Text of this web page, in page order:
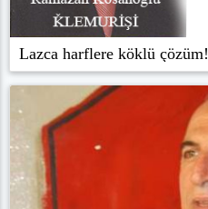
Lazca harflere köklü çözüm!